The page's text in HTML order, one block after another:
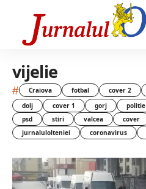
vijelie
# Craiova fotbal cover 2
dolj
cover 1 gorj politie
psd
stiri valcea cover
jurnalulolteniei
coronavirus